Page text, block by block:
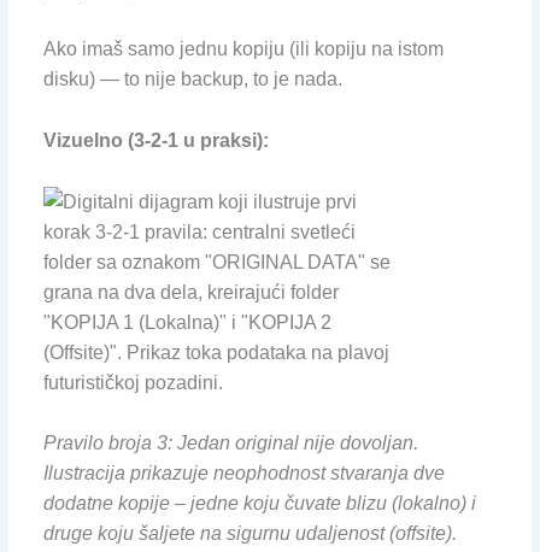
Ako imaš samo jednu kopiju (ili kopiju na istom
disku) — to nije backup, to je nada.
Vizuelno (3-2-1 u praksi):
Pravilo broja 3: Jedan original nije dovoljan.
Ilustracija prikazuje neophodnost stvaranja dve
dodatne kopije – jedne koju čuvate blizu (lokalno) i
druge koju šaljete na sigurnu udaljenost (offsite).